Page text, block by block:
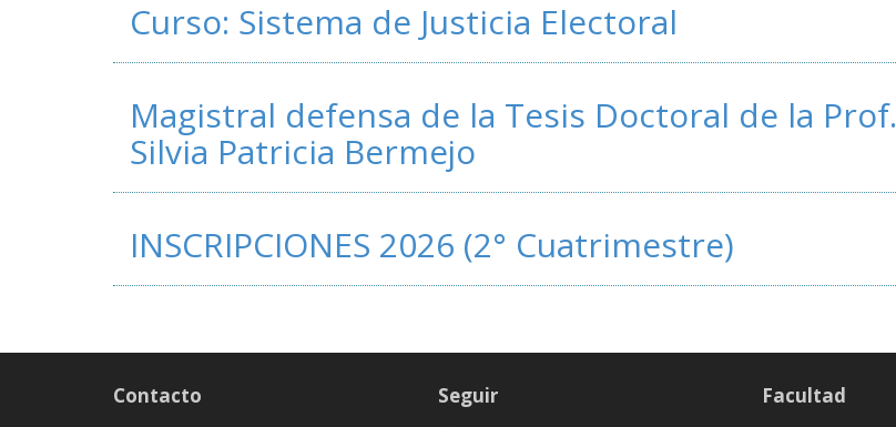
Curso: Sistema de Justicia Electoral
Magistral defensa de la Tesis Doctoral de la Prof.
Silvia Patricia Bermejo
INSCRIPCIONES 2026 (2° Cuatrimestre)
Contacto Seguir Facultad